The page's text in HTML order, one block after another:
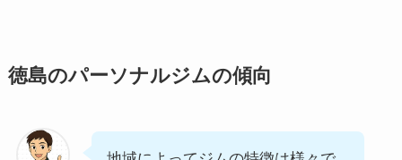
徳島のパーソナルジムの傾向